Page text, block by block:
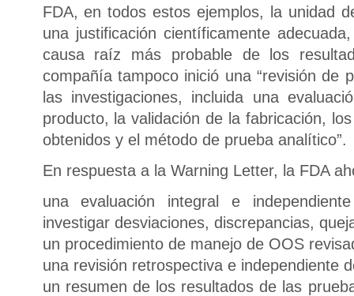
FDA, en todos estos ejemplos, la unidad
una justificación científicamente
causa raíz más probable de los
compañía tampoco inició una “revisión de
las investigaciones, incluida una
producto, la validación de la fabricación,
obtenidos y el método de prueba analítico”.
En respuesta a la Warning Letter, la FDA
una evaluación integral e
investigar desviaciones, discrepancias,
un procedimiento de manejo de OOS
una revisión retrospectiva e independiente
un resumen de los resultados de las